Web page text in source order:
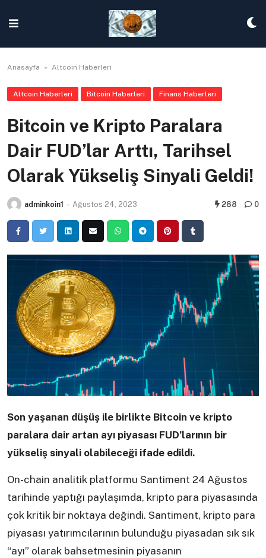
content
Anasayfa » Altcoin Haberleri
Altcoin Haberleri Bitcoin Haberleri Finans Haberleri
Bitcoin ve Kripto Paralara
Dair FUD’lar Arttı, Tarihsel
Olarak Yükseliş Sinyali Geldi!
adminkoin1 - Ağustos 24, 2023 288 0
Son yaşanan düşüş ile birlikte Bitcoin ve kripto
paralara dair artan ayı piyasası FUD’larının bir
yükseliş sinyali olabileceği ifade edildi.
On-chain analitik platformu Santiment 24 Ağustos
tarihinde yaptığı paylaşımda, kripto para piyasasında
çok kritik bir noktaya değindi. Santiment, kripto para
piyasası yatırımcılarının bulunduğu piyasadan sık sık
“ayı” olarak bahsetmesinin piyasanın